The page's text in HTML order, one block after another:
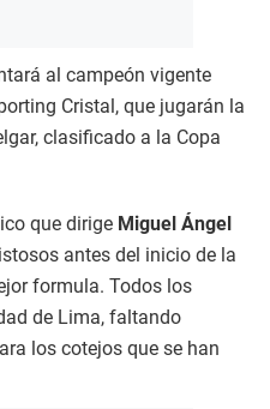
al campeón vigente
Cristal, que jugarán la
clasificado a la Copa
que dirige Miguel Ángel
antes del inicio de la
formula. Todos los
de Lima, faltando
los cotejos que se han